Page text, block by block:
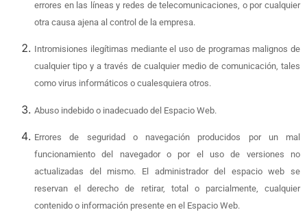
errores en las líneas y redes de telecomunicaciones, o por cualquier
otra causa ajena al control de la empresa.
Intromisiones ilegítimas mediante el uso de programas malignos de
cualquier tipo y a través de cualquier medio de comunicación, tales
como virus informáticos o cualesquiera otros.
Abuso indebido o inadecuado del Espacio Web.
Errores de seguridad o navegación producidos por un mal
funcionamiento del navegador o por el uso de versiones no
actualizadas del mismo. El administrador del espacio web se
reservan el derecho de retirar, total o parcialmente, cualquier
contenido o información presente en el Espacio Web.